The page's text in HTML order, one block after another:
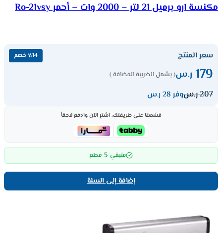
مكنسة ارو برميل 21 لتر – 2000 وات – أحمر Ro-21vsy
سعر المنتج ٪14 خصم
179 ر.س( يشمل الضريبة المضافة )
207ر.سوفر 28 ر.س
قسّمها على طريقتك، اشترِ الآن وادفع لاحقاً
متبقي 5 قطع
إضافة إلى السلة